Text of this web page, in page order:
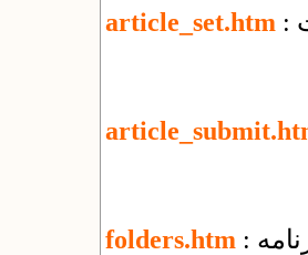
article_set.htm
folders.htm